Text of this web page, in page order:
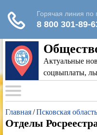
Актуальные
соцвыплаты,
Главная/Псковская область
Отделы